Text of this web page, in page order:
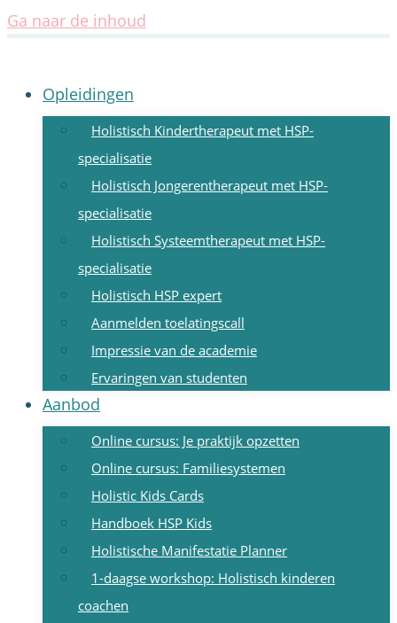
Ga naar de inhoud
Opleidingen
Holistisch Kindertherapeut met HSP-
specialisatie
Holistisch Jongerentherapeut met HSP-
specialisatie
Holistisch Systeemtherapeut met HSP-
specialisatie
Holistisch HSP expert
Aanmelden toelatingscall
Impressie van de academie
Ervaringen van studenten
Aanbod
Online cursus: Je praktijk opzetten
Online cursus: Familiesystemen
Holistic Kids Cards
Handboek HSP Kids
Holistische Manifestatie Planner
1-daagse workshop: Holistisch kinderen
coachen